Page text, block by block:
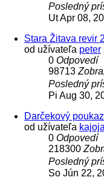
Posledný
Ut Apr 08,
Stara Žitava revir
od užívateľa peter
0 Odpovedí
98713
Posledný
Pi Aug 30,
Darčekový poukaz
od užívateľa
0 Odpovedí
218300
Posledný
So Jún 22,